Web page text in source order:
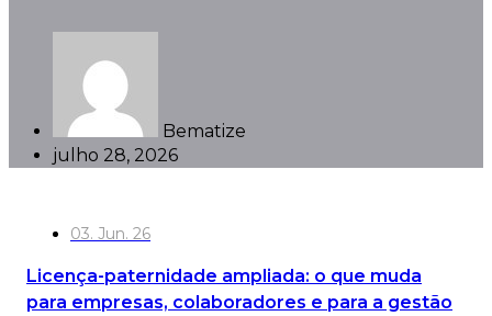
Bematize
julho 28, 2026
03. Jun. 26
Licença-paternidade ampliada: o que muda
para empresas, colaboradores e para a gestão